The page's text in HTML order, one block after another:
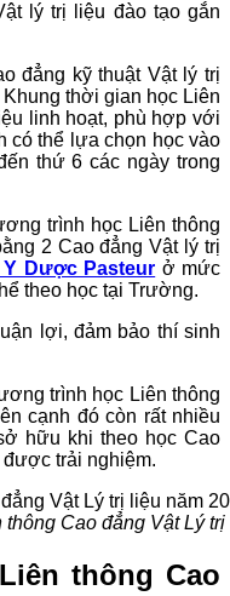
lý trị liệu đào tạo gắn
đẳng kỹ thuật Vật lý trị
thời gian học Liên
linh hoạt, phù hợp với
có thể lựa chọn học vào
thứ 6 các ngày trong
trình học Liên thông
2 Cao đẳng Vật lý trị
Dược Pasteur ở mức
theo học tại Trường.
lợi, đảm bảo thí sinh
trình học Liên thông
cạnh đó còn rất nhiều
hữu khi theo học Cao
trải nghiệm.
thông Cao đẳng Vật Lý
thông Cao